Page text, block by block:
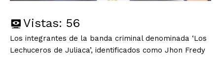
Vistas: 56
Los integrantes de la banda criminal denominada ‘Los
Lechuceros de Juliaca’, identificados como Jhon Fredy